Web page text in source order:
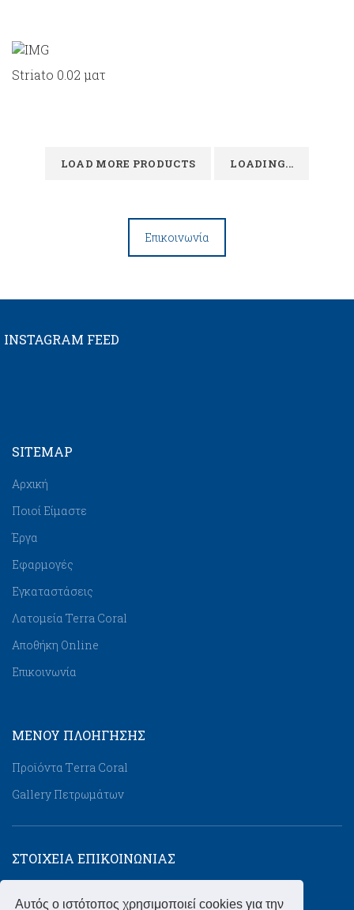
Αυτός ο ιστότοπος χρησιμοποιεί cookies για την
Striato 0.02 ματ
LOAD MORE PRODUCTS LOADING...
Επικοινωνία
INSTAGRAM FEED
SITEMAP
Αρχική
Ποιοί Είμαστε
Έργα
Εφαρμογές
Εγκαταστάσεις
Λατομεία Terra Coral
Αποθήκη Online
Επικοινωνία
ΜΕΝΟΥ ΠΛΟΉΓΗΣΗΣ
Προϊόντα Τerra Coral
Gallery Πετρωμάτων
ΣΤΟΙΧΕΙΑ ΕΠΙΚΟΙΝΩΝΙΑΣ